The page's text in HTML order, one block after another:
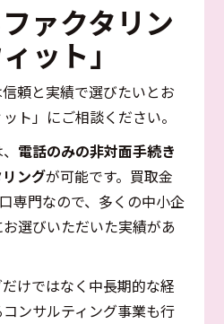
ァクタリン
ット」
頼と実績で選びたいとお
ト」にご相談ください。
電話のみの非対面手続き
ングが可能です。買取金
専門なので、多くの中小企
選びいただいた実績があ
けではなく中長期的な経
ンサルティング事業も行